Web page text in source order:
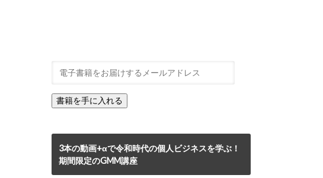
3本の動画+αで令和時代の個人ビジネスを学ぶ！
期間限定のGMM講座